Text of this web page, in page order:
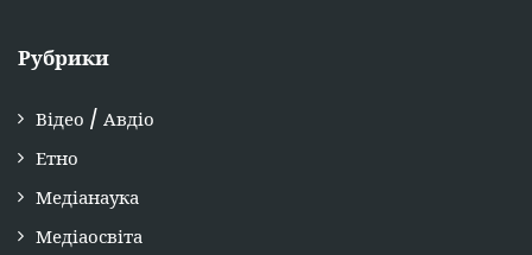
Рубрики
Відео / Авдіо
Етно
Медіанаука
Медіаосвіта